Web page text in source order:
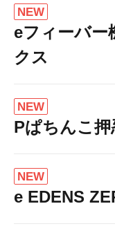
NEW
eフィーバー
クス
NEW
Pぱちんこ押
NEW
e EDENS